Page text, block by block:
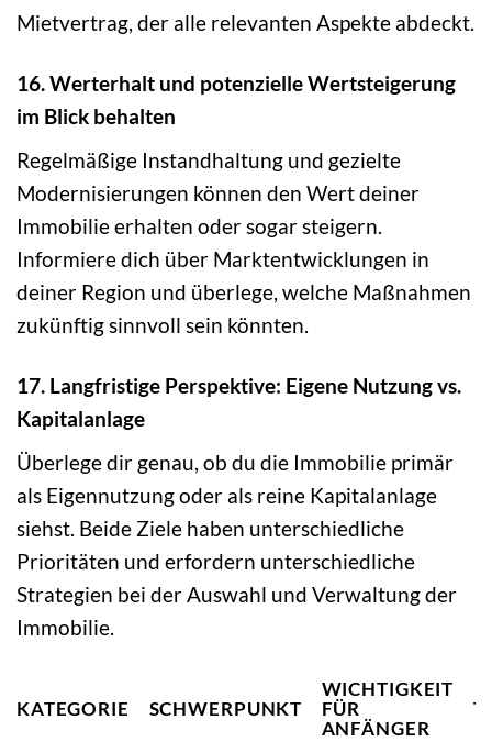
Mietvertrag, der alle relevanten Aspekte abdeckt.
16. Werterhalt und potenzielle Wertsteigerung
im Blick behalten
Regelmäßige Instandhaltung und gezielte
Modernisierungen können den Wert deiner
Immobilie erhalten oder sogar steigern.
Informiere dich über Marktentwicklungen in
deiner Region und überlege, welche Maßnahmen
zukünftig sinnvoll sein könnten.
17. Langfristige Perspektive: Eigene Nutzung vs.
Kapitalanlage
Überlege dir genau, ob du die Immobilie primär
als Eigennutzung oder als reine Kapitalanlage
siehst. Beide Ziele haben unterschiedliche
Prioritäten und erfordern unterschiedliche
Strategien bei der Auswahl und Verwaltung der
Immobilie.
KATEGORIE SCHWERPUNKT
WICHTIGKEIT
FÜR
ANFÄNGER